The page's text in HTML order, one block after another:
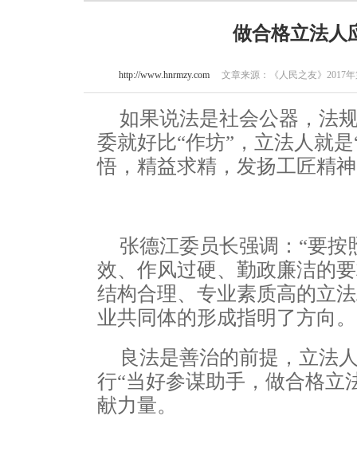
做合格立法人
http://www.hnrmzy.com文章来源：《人民之友》2017
如果说法是社会公器，法
委就好比“作坊”，立法人就
悟，精益求精，发扬工匠精
张德江委员长强调：“要
效、作风过硬、勤政廉洁的
结构合理、专业素质高的立
业共同体的形成指明了方向。
良法是善治的前提，立法
行“当好参谋助手，做合格立
献力量。